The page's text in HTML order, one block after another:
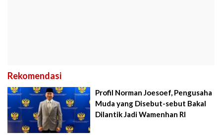
Rekomendasi
Profil Norman Joesoef, Pengusaha
Muda yang Disebut-sebut Bakal
Dilantik Jadi Wamenhan RI